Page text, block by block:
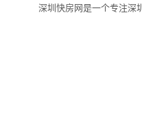
深圳快房网是一个专注深